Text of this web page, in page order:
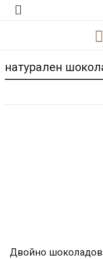
натурален
Двойно